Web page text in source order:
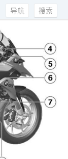
搜索
导航